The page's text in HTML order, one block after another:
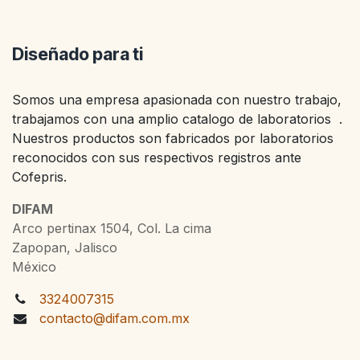
Diseñado para ti
Somos una empresa apasionada con nuestro trabajo,
trabajamos con una amplio catalogo de laboratorios .
Nuestros productos son fabricados por laboratorios
reconocidos con sus respectivos registros ante
Cofepris.
DIFAM
Arco pertinax 1504, Col. La cima
Zapopan, Jalisco
México
3324007315
contacto@difam.com.mx